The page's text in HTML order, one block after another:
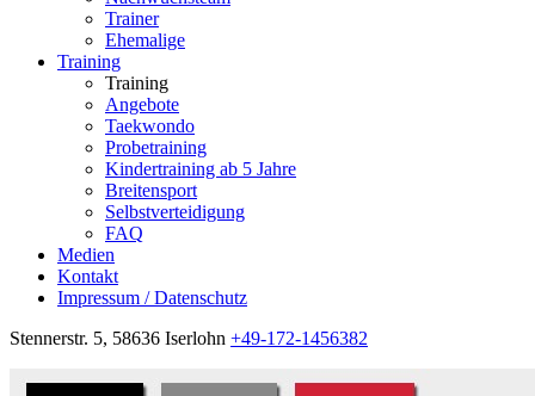
Trainer
Ehemalige
Training
Training
Angebote
Taekwondo
Probetraining
Kindertraining ab 5 Jahre
Breitensport
Selbstverteidigung
FAQ
Medien
Kontakt
Impressum / Datenschutz
Stennerstr. 5, 58636 Iserlohn +49-172-1456382